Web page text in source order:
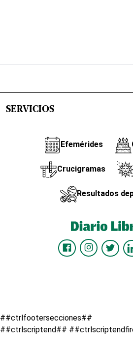
SERVICIOS
Efemérides
Crucigramas
Resultados
##ctrlfootersecciones##
##ctrlscriptend##